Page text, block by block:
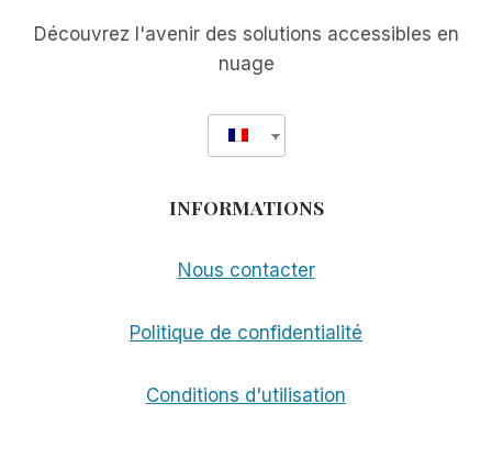
Découvrez l'avenir des solutions accessibles en
nuage
INFORMATIONS
Nous contacter
Politique de confidentialité
Conditions d'utilisation